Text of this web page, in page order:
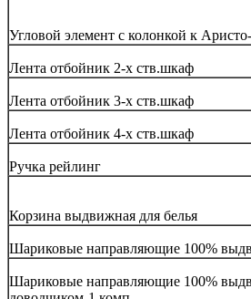
Угловой элемент с колонкой к
Лента отбойник 2-х ств.шкаф
Лента отбойник 3-х ств.шкаф
Лента отбойник 4-х ств.шкаф
Ручка рейлинг
Корзина выдвижная для белья
Шариковые направляющие 100%
Шариковые направляющие 100%